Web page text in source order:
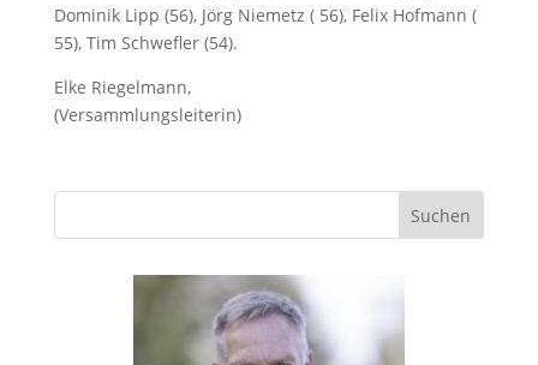
Dominik Lipp (56), Jörg Niemetz ( 56), Felix Hofmann (
55), Tim Schwefler (54).
Elke Riegelmann,
(Versammlungsleiterin)